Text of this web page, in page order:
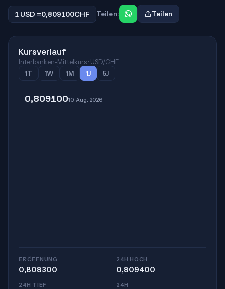
1 USD =0,809100CHF Teilen: Teilen
Kursverlauf
Interbanken-Mittelkurs · USD/CHF
1T
1W 1M 1J 5J
0,80910010. Aug. 2026
ERÖFFNUNG
0,808300
24H HOCH
0,809400
24H TIEF 24H